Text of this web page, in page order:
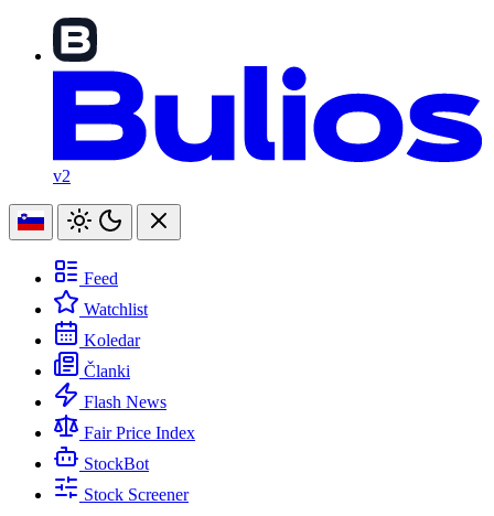
v2
Feed
Watchlist
Koledar
Članki
Flash News
Fair Price Index
StockBot
Stock Screener